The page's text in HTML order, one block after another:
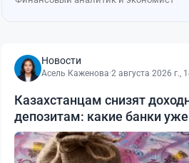
Новости
Асель Каженова·2 августа 2026 г.,
Казахстанцам снизят
депозитам: какие банки